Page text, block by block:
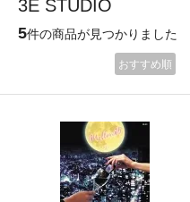
3E STUDIO
5件の商品が見つかりました
おすすめ順